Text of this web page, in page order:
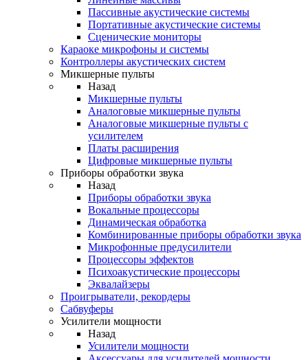
Пассивные акустические системы
Портативные акустические системы
Сценические мониторы
Караоке микрофоны и системы
Контроллеры акустических систем
Микшерные пульты
Назад
Микшерные пульты
Аналоговые микшерные пульты
Аналоговые микшерные пульты с
усилителем
Платы расширения
Цифровые микшерные пульты
Приборы обработки звука
Назад
Приборы обработки звука
Вокальные процессоры
Динамическая обработка
Комбинированные приборы обработки звука
Микрофонные предусилители
Процессоры эффектов
Психоакустические процессоры
Эквалайзеры
Проигрыватели, рекордеры
Сабвуферы
Усилители мощности
Назад
Усилители мощности